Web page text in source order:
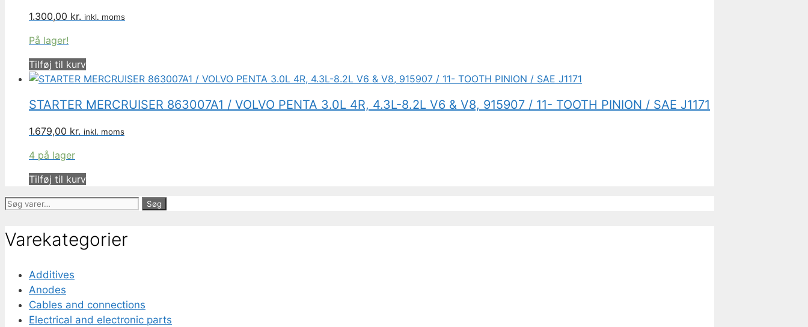
1.300,00 kr. inkl. moms
På lager!
Tilføj til kurv
STARTER MERCRUISER 863007A1 / VOLVO PENTA 3.0L 4R, 4.3L-8.2L V6 & V8, 915907 / 11- TOOTH PINION / SAE J1171
1.679,00 kr. inkl. moms
4 på lager
Tilføj til kurv
Søg
Søg
Varekategorier
Additives
Anodes
Cables and connections
Electrical and electronic parts